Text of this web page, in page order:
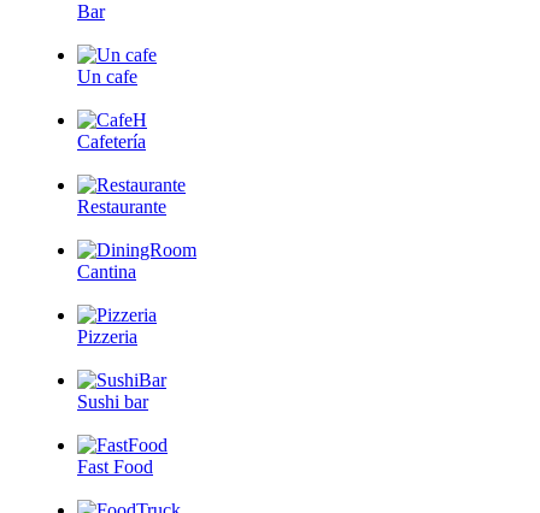
Bar
Un cafe
Cafetería
Restaurante
Cantina
Pizzeria
Sushi bar
Fast Food